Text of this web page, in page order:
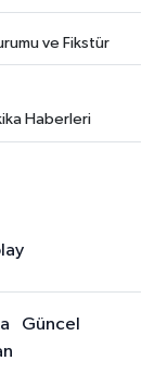
ve Fikstür
Haberleri
Güncel